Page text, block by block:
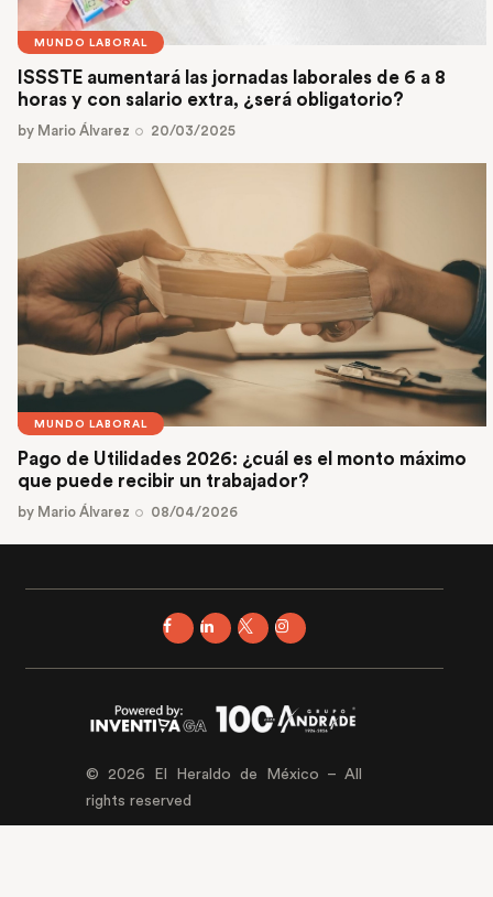
MUNDO LABORAL
ISSSTE aumentará las jornadas laborales de 6 a 8
horas y con salario extra, ¿será obligatorio?
by Mario Álvarez 20/03/2025
MUNDO LABORAL
Pago de Utilidades 2026: ¿cuál es el monto máximo
que puede recibir un trabajador?
by Mario Álvarez 08/04/2026
© 2026 El Heraldo de México – All
rights reserved